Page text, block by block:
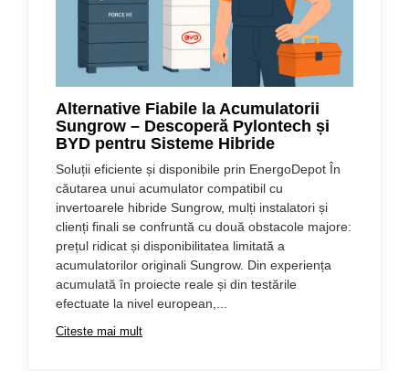
Alternative Fiabile la Acumulatorii
Sungrow – Descoperă Pylontech și
BYD pentru Sisteme Hibride
Soluții eficiente și disponibile prin EnergoDepot În
căutarea unui acumulator compatibil cu
invertoarele hibride Sungrow, mulți instalatori și
clienți finali se confruntă cu două obstacole majore:
prețul ridicat și disponibilitatea limitată a
acumulatorilor originali Sungrow. Din experiența
acumulată în proiecte reale și din testările
efectuate la nivel european,...
Citeste mai mult